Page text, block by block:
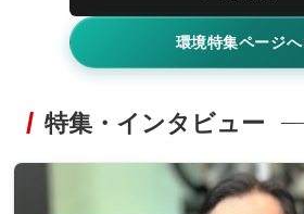
環境特集ページへ
特集・インタビュー